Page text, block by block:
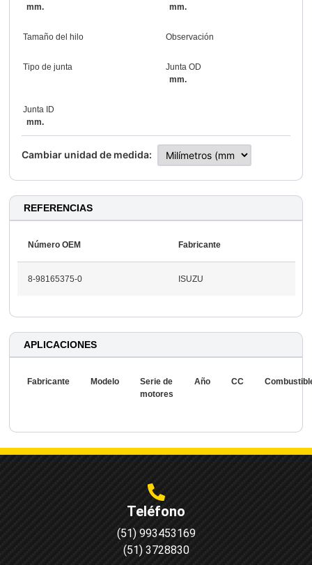
mm.
mm.
Tamaño del hilo Observación
Tipo de junta
Junta OD
mm.
Junta ID
mm.
Cambiar unidad de medida:
REFERENCIAS
Número OEM Fabricante
8-98165375-0 ISUZU
APLICACIONES
Fabricante Modelo
Serie de
motores
Año CC
Teléfono
(51) 993453169
(51) 3728830